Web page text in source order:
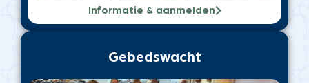
Informatie & aanmelden
Gebedswacht